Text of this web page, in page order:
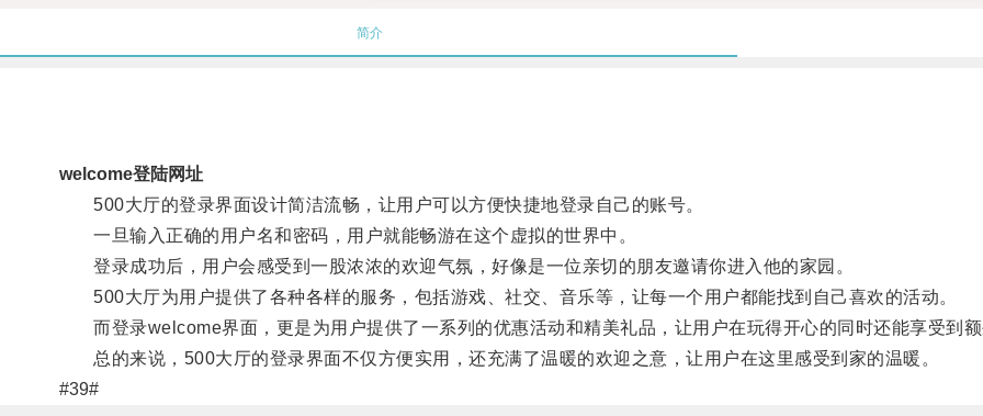
简介
welcome登陆网址
500大厅的登录界面设计简洁流畅，让用户可以方便快捷地登录自己的账号。
一旦输入正确的用户名和密码，用户就能畅游在这个虚拟的世界中。
登录成功后，用户会感受到一股浓浓的欢迎气氛，好像是一位亲切的朋友邀请你进入他的家园。
500大厅为用户提供了各种各样的服务，包括游戏、社交、音乐等，让每一个用户都能找到自己喜欢的活动。
而登录welcome界面，更是为用户提供了一系列的优惠活动和精美礼品，让用户在玩得开心的同时还能享受到额
总的来说，500大厅的登录界面不仅方便实用，还充满了温暖的欢迎之意，让用户在这里感受到家的温暖。
#39#